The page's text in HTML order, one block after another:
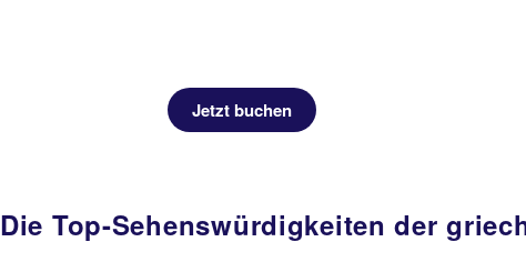
Jetzt buchen
Die Top-Sehenswürdigkeiten der